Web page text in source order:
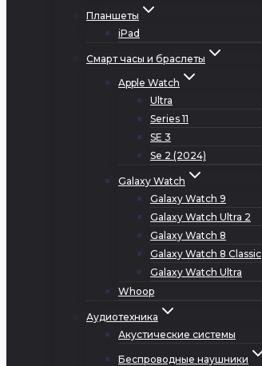
Планшеты
iPad
Смарт часы и браслеты
Apple Watch
Ultra
Series 11
SE 3
Se 2 (2024)
Galaxy Watch
Galaxy Watch 9
Galaxy Watch Ultra 2
Galaxy Watch 8
Galaxy Watch 8 Classic
Galaxy Watch Ultra
Whoop
Аудиотехника
Акустические системы
Беспроводные наушники